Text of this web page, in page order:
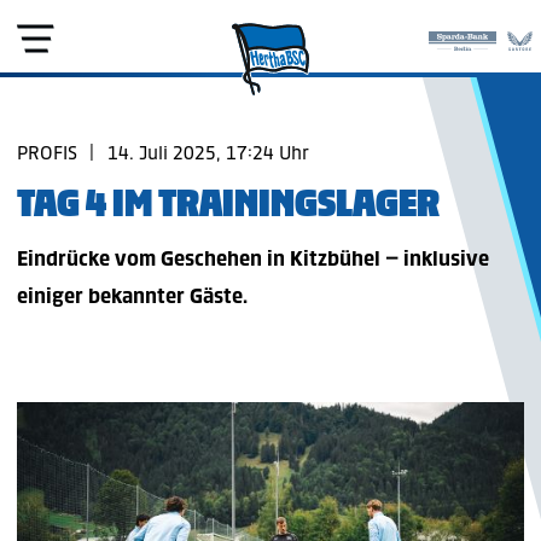
PROFIS 14. Juli 2025, 17:24 Uhr
TAG 4 IM TRAININGSLAGER
Eindrücke vom Geschehen in Kitzbühel – inklusive
einiger bekannter Gäste.